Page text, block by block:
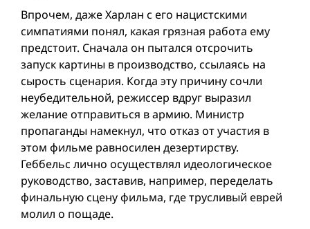
Впрочем, даже Харлан с его нацистскими
симпатиями понял, какая грязная работа ему
предстоит. Сначала он пытался отсрочить
запуск картины в производство, ссылаясь на
сырость сценария. Когда эту причину сочли
неубедительной, режиссер вдруг выразил
желание отправиться в армию. Министр
пропаганды намекнул, что отказ от участия в
этом фильме равносилен дезертирству.
Геббельс лично осуществлял идеологическое
руководство, заставив, например, переделать
финальную сцену фильма, где трусливый еврей
молил о пощаде.